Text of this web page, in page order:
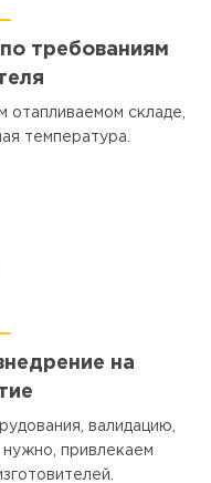
требованиям
отапливаемом складе,
температура.
на
валидацию,
привлекаем